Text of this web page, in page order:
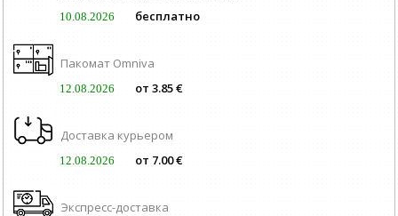
10.08.2026 бесплатно
Пакомат Omniva
12.08.2026 от 3.85 €
Доставка курьером
12.08.2026 от 7.00 €
Экспресс-доставка